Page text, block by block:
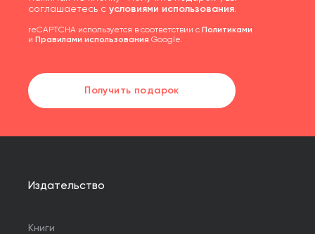
соглашаетесь с условиями использования.
reCAPTCHA используется в соответствии с Политиками
и Правилами использования Google.
Получить подарок
Издательство
Книги